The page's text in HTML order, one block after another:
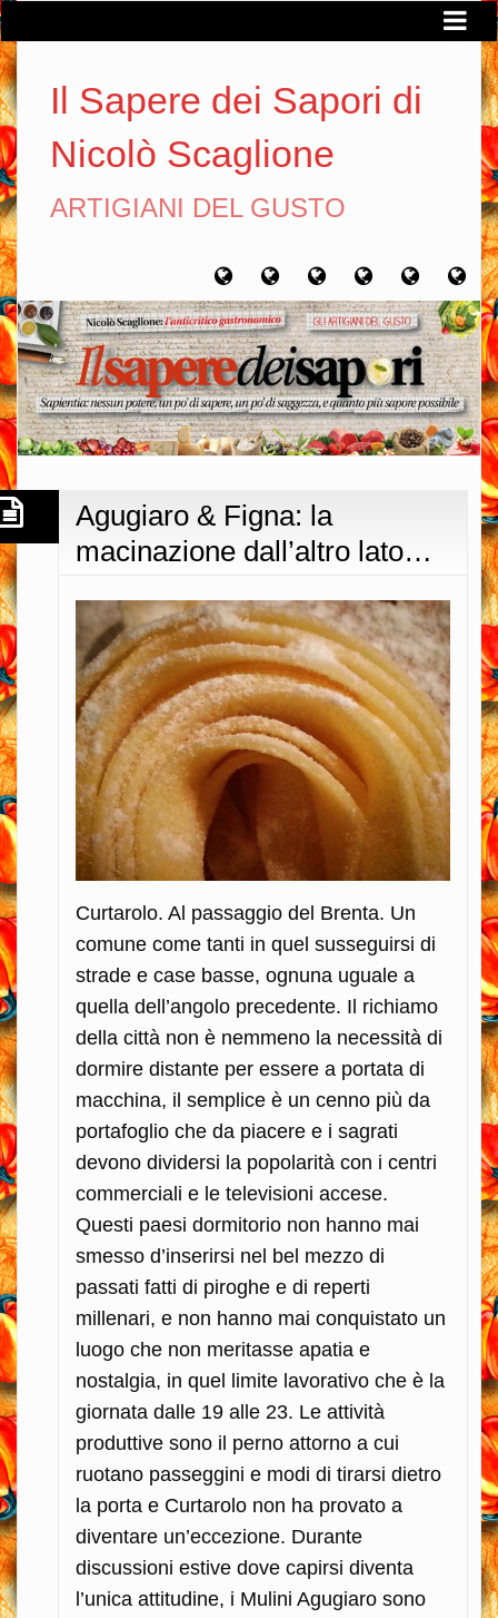
Il Sapere dei Sapori di
Nicolò Scaglione
ARTIGIANI DEL GUSTO
Home Chi
sono
Artigiani
del
gusto
Viaggi
del
gusto
Filosofia
del
gusto
Agugiaro & Figna: la
macinazione dall’altro lato…
Curtarolo. Al passaggio del Brenta. Un
comune come tanti in quel susseguirsi di
strade e case basse, ognuna uguale a
quella dell’angolo precedente. Il richiamo
della città non è nemmeno la necessità di
dormire distante per essere a portata di
macchina, il semplice è un cenno più da
portafoglio che da piacere e i sagrati
devono dividersi la popolarità con i centri
commerciali e le televisioni accese.
Questi paesi dormitorio non hanno mai
smesso d’inserirsi nel bel mezzo di
passati fatti di piroghe e di reperti
millenari, e non hanno mai conquistato un
luogo che non meritasse apatia e
nostalgia, in quel limite lavorativo che è la
giornata dalle 19 alle 23. Le attività
produttive sono il perno attorno a cui
ruotano passeggini e modi di tirarsi dietro
la porta e Curtarolo non ha provato a
diventare un’eccezione. Durante
discussioni estive dove capirsi diventa
l’unica attitudine, i Mulini Agugiaro sono